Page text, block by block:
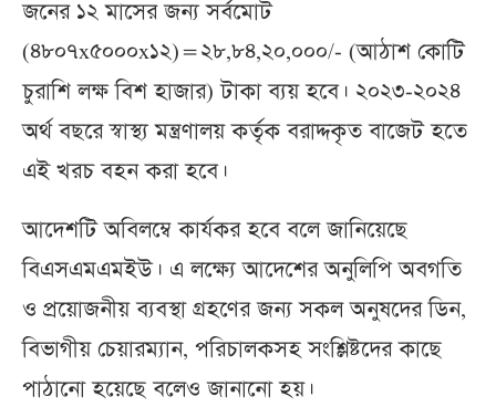
জনের ১২ মাসের জন্য সর্বমোট
(৪৮০৭x৫০০০x১২)=২৮,৮৪,২০,০০০/- (আঠাশ কোটি
চুরাশি লক্ষ বিশ হাজার) টাকা ব্যয় হবে। ২০২৩-২০২৪
অর্থ বছরে স্বাস্থ্য মন্ত্রণালয় কর্তৃক বরাদ্দকৃত বাজেট হতে
এই খরচ বহন করা হবে।
আদেশটি অবিলম্বে কার্যকর হবে বলে জানিয়েছে
বিএসএমএমইউ। এ লক্ষ্যে আদেশের অনুলিপি অবগতি
ও প্রয়োজনীয় ব্যবস্থা গ্রহণের জন্য সকল অনুষদের ডিন,
বিভাগীয় চেয়ারম্যান, পরিচালকসহ সংশ্লিষ্টদের কাছে
পাঠানো হয়েছে বলেও জানানো হয়।